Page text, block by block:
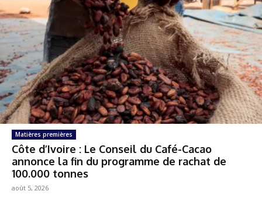
Matières premières
Côte d’Ivoire : Le Conseil du Café-Cacao
annonce la fin du programme de rachat de
100.000 tonnes
août 5, 2026